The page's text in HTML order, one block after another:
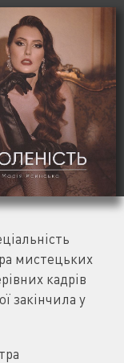
мистецьких
кадрів
закінчила у